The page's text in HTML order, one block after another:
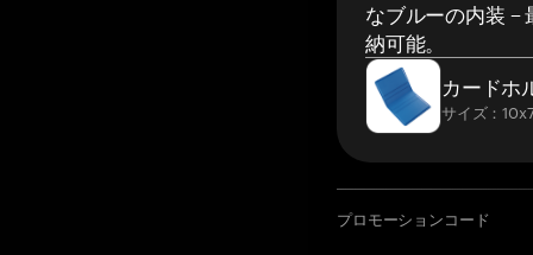
なブルーの内装 –
納可能。
カードホ
サイズ：
プロモーションコード